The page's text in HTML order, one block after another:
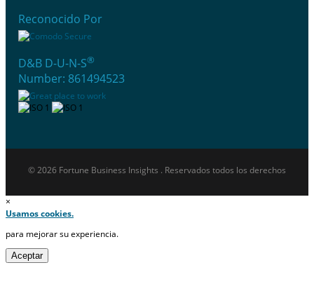
Reconocido Por
D&B D-U-N-S®
Number: 861494523
© 2026 Fortune Business Insights . Reservados todos los derechos
×
Usamos cookies.
para mejorar su experiencia.
Aceptar